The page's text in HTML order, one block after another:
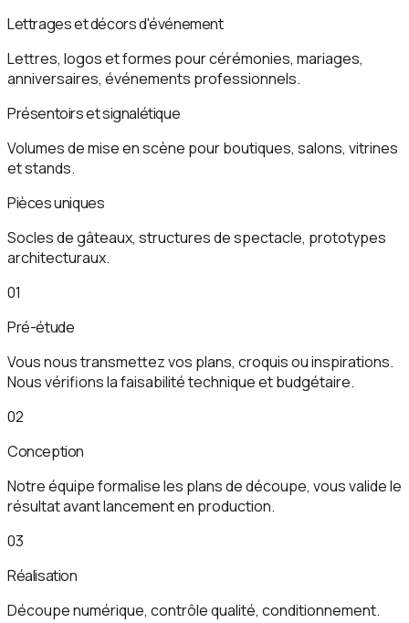
Lettrages et décors d'événement
Lettres, logos et formes pour cérémonies, mariages,
anniversaires, événements professionnels.
Présentoirs et signalétique
Volumes de mise en scène pour boutiques, salons, vitrines
et stands.
Pièces uniques
Socles de gâteaux, structures de spectacle, prototypes
architecturaux.
01
Pré-étude
Vous nous transmettez vos plans, croquis ou inspirations.
Nous vérifions la faisabilité technique et budgétaire.
02
Conception
Notre équipe formalise les plans de découpe, vous valide le
résultat avant lancement en production.
03
Réalisation
Découpe numérique, contrôle qualité, conditionnement.